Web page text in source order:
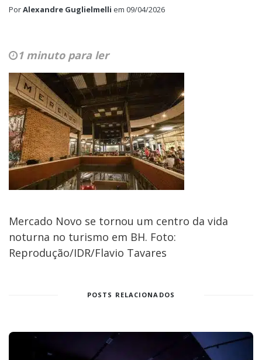
PorAlexandre Guglielmelli em 09/04/2026
1 minuto para ler
Mercado Novo se tornou um centro da vida
noturna no turismo em BH. Foto:
Reprodução/IDR/Flavio Tavares
POSTS RELACIONADOS